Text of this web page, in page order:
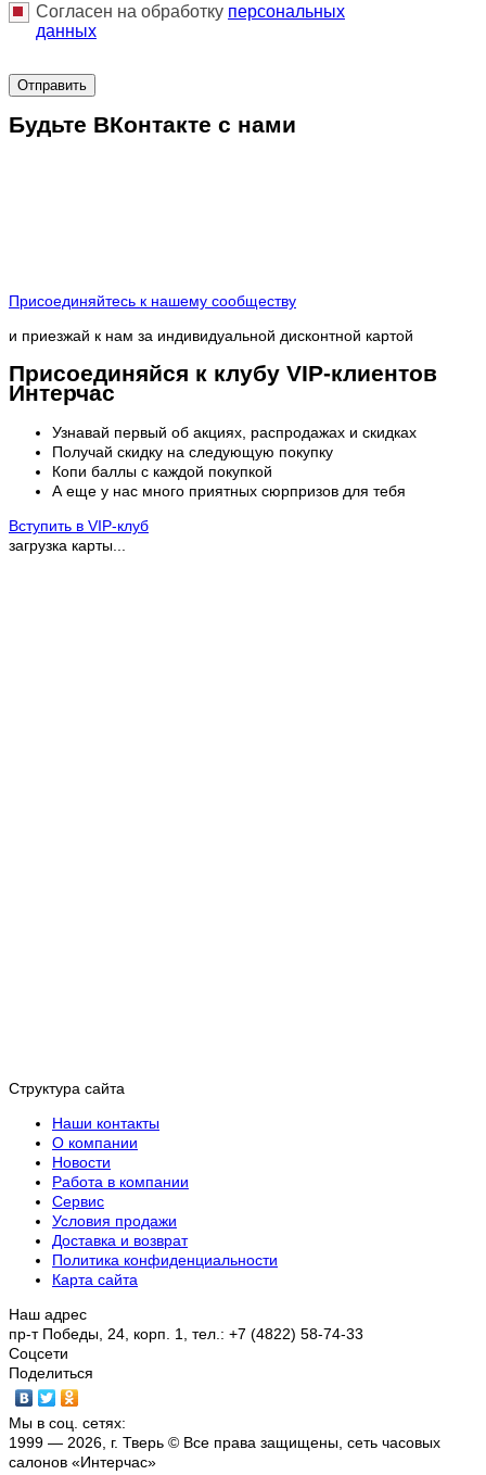
Согласен на обработку персональныx
данных
Отправить
Будьте ВКонтакте с нами
Присоединяйтесь к нашему сообществу
и приезжай к нам за индивидуальной дисконтной картой
Присоединяйся к клубу VIP-клиентов
Интерчас
Узнавай первый об акциях, распродажах и скидках
Получай скидку на следующую покупку
Копи баллы с каждой покупкой
А еще у нас много приятных сюрпризов для тебя
Вступить в VIP-клуб
загрузка карты...
Структура сайта
Наши контакты
О компании
Новости
Работа в компании
Сервис
Условия продажи
Доставка и возврат
Политика конфиденциальности
Карта сайта
Наш адрес
пр-т Победы, 24, корп. 1, тел.: +7 (4822) 58-74-33
Соцсети
Поделиться
Мы в соц. сетях:
1999 — 2026, г. Тверь © Все права защищены, сеть часовых
салонов «Интерчас»